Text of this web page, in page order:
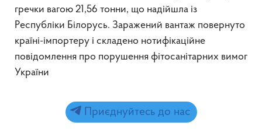
гречки вагою 21,56 тонни, що надійшла із
Республіки Білорусь. Заражений вантаж повернуто
країні-імпортеру і складено нотифікаційне
повідомлення про порушення фітосанітарних вимог
України
Приєднуйтесь до нас